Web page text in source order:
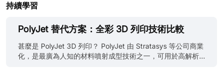
持續學習
PolyJet 替代方案：全彩 3D 列印技術比較
甚麼是 PolyJet 3D 列印？ PolyJet 由 Stratasys 等公司商業
化，是最廣為人知的材料噴射成型技術之一，可用於高解析